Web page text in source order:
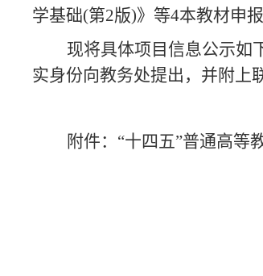
学基础(第2版)》等4本教材申
现将具体项目信息公示如
实身份向教务处提出，并附上
附件： “十四五”普通高等